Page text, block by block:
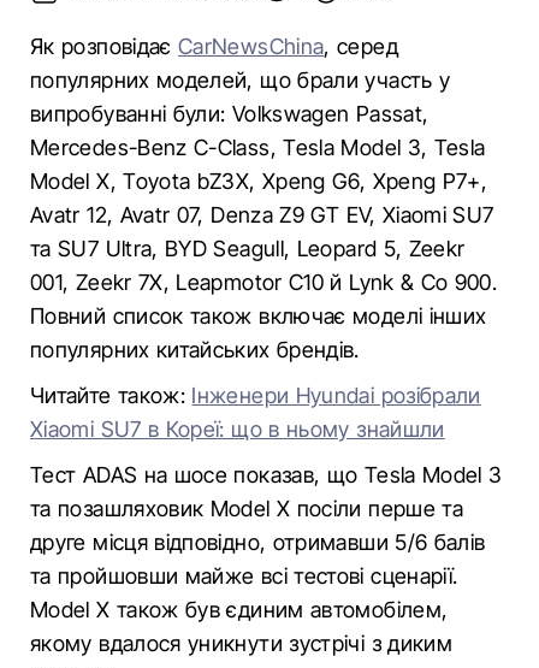
Як розповідаєCarNewsChina, серед
популярних моделей, що брали участь у
випробуванні були: Volkswagen Passat,
Mercedes-Benz C-Class, Tesla Model 3, Tesla
Model X, Toyota bZ3X, Xpeng G6, Xpeng P7+,
Avatr 12, Avatr 07, Denza Z9 GT EV, Xiaomi SU7
та SU7 Ultra, BYD Seagull, Leopard 5, Zeekr
001, Zeekr 7X, Leapmotor C10 й Lynk & Co 900.
Повний список також включає моделі інших
популярних китайських брендів.
Читайте також: Інженери Hyundai розібрали
Xiaomi SU7 в Кореї: що в ньому знайшли
Тест ADAS на шосе показав, що Tesla Model 3
та позашляховик Model X посіли перше та
друге місця відповідно, отримавши 5/6 балів
та пройшовши майже всі тестові сценарії.
Model X також був єдиним автомобілем,
якому вдалося уникнути зустрічі з диким